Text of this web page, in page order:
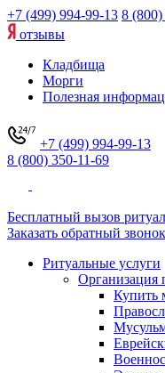
+7 (499) 994-99-13 8
отзывы
Кладбища
Морги
Полезная
+7 (499) 994-99-13
8 (800) 350-11-69
Бесплатный вызов
Заказать обратный звонок
Ритуальные услуги
Организация
Купить